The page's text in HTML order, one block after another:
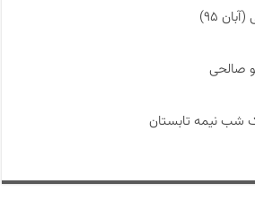
۹۵)
صالحی
شب نیمه تابستان